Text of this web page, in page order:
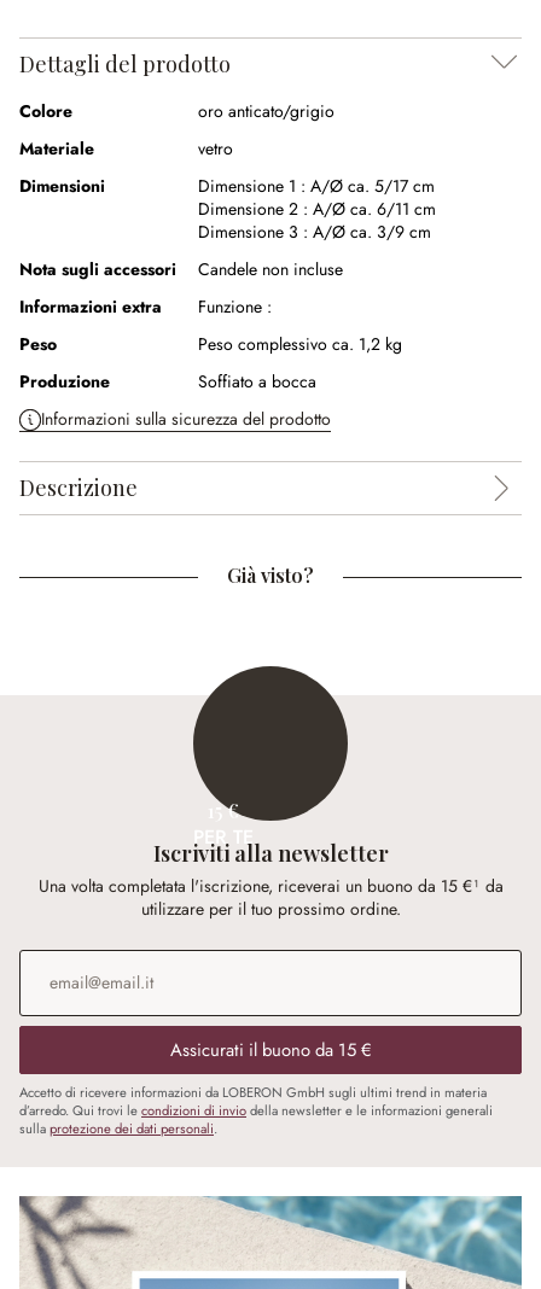
Dettagli del prodotto
Colore
oro anticato/grigio
Materiale
vetro
Dimensioni
Dimensione 1 : A/Ø ca. 5/17 cm
Dimensione 2 : A/Ø ca. 6/11 cm
Dimensione 3 : A/Ø ca. 3/9 cm
Nota sugli accessori
Candele non incluse
Informazioni extra
Funzione :
Peso
Peso complessivo ca. 1,2 kg
Produzione
Soffiato a bocca
Informazioni sulla sicurezza del prodotto
Descrizione
Già visto?
15 €
PER TE
Iscriviti alla newsletter
Una volta completata l'iscrizione, riceverai un buono da 15 €¹ da
utilizzare per il tuo prossimo ordine.
Indirizzo e-mail
Assicurati il buono da 15 €
Accetto di ricevere informazioni da LOBERON GmbH sugli ultimi trend in materia
d’arredo. Qui trovi lecondizioni di inviodella newsletter e le informazioni generali
sullaprotezione dei dati personali.